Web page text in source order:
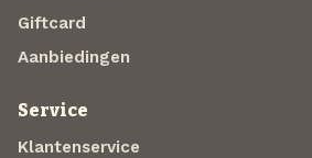
Giftcard
Aanbiedingen
Service
Klantenservice